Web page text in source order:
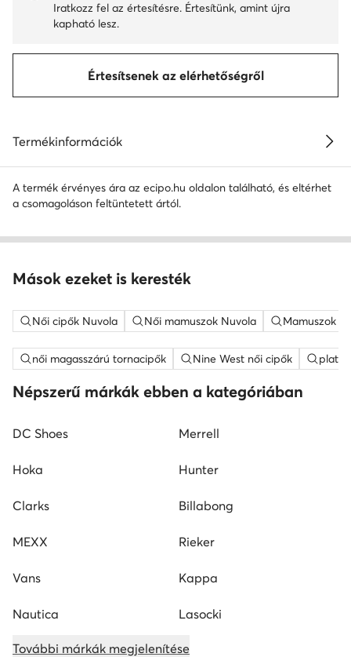
Iratkozz fel az értesítésre. Értesítünk, amint újra
kapható lesz.
Értesítsenek az elérhetőségről
Termékinformációk
A termék érvényes ára az ecipo.hu oldalon található, és eltérhet
a csomagoláson feltüntetett ártól.
Mások ezeket is keresték
Női cipők Nuvola Női mamuszok Nuvola Mamuszok
női magasszárú tornacipők Nine West női cipők
Népszerű márkák ebben a kategóriában
DC Shoes Merrell
Hoka Hunter
Clarks Billabong
MEXX Rieker
Vans Kappa
Nautica Lasocki
További márkák megjelenítése